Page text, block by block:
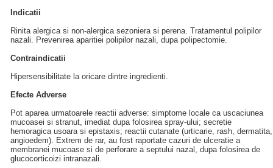
Indicatii
Rinita alergica si non-alergica sezoniera si perena. Tratamentul polipilor
nazali. Prevenirea aparitiei polipilor nazali, dupa polipectomie.
Contraindicatii
Hipersensibilitate la oricare dintre ingredienti.
Efecte Adverse
Pot aparea urmatoarele reactii adverse: simptome locale ca uscaciunea
mucoasei si stranut, imediat dupa folosirea spray-ului; secretie
hemoragica usoara si epistaxis; reactii cutanate (urticarie, rash, dermatita,
angioedem). Extrem de rar, au fost raportate cazuri de ulceratie a
membranei mucoase si de perforare a septului nazal, dupa folosirea de
glucocorticoizi intranazali.